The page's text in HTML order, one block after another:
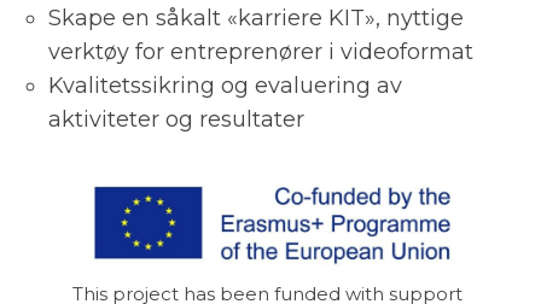
Skape en såkalt «karriere KIT», nyttige
verktøy for entreprenører i videoformat
Kvalitetssikring og evaluering av
aktiviteter og resultater
This project has been funded with support